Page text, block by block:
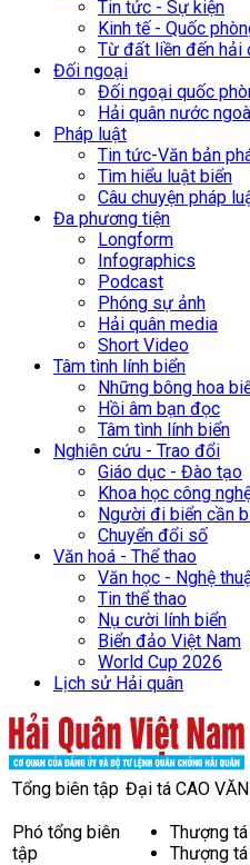
Tin tức - Sự kiện
Kinh tế - Quốc
Từ đất liền đến hải
Đối ngoại
Đối ngoại quốc
Hải quân nước
Pháp luật
Tin tức-Văn bản
Tìm hiểu luật biển
Câu chuyện pháp
Đa phương tiện
Longform
Infographics
Podcast
Phóng sự ảnh
Hải quân media
Short Video
Tâm tình lính biển
Những bông hoa
Hồi âm bạn đọc
Tâm tình lính biển
Nghiên cứu - Trao đổi
Giáo dục - Đào tạo
Khoa học công
Người đi biển cần
Chuyển đổi số
Văn hoá - Thể thao
Văn học - Nghệ
Tin thể thao
Nụ cười lính biển
Biển đảo Việt Nam
World Cup 2026
Lịch sử Hải quân
Tổng biên tập Đại tá CAO
Phó tổng biên
tập
Thượng tá
Thượng tá